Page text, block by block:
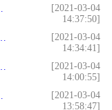
[2021-03-04
14:37:50]
[2021-03-04
14:34:41]
[2021-03-04
14:00:55]
[2021-03-04
13:58:47]